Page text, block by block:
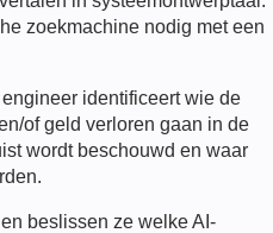
zoekmachine nodig met een
identificeert wie de
of geld verloren gaan in de
wordt beschouwd en waar
beslissen ze welke AI-